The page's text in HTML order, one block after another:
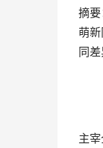
摘
萌
同
主